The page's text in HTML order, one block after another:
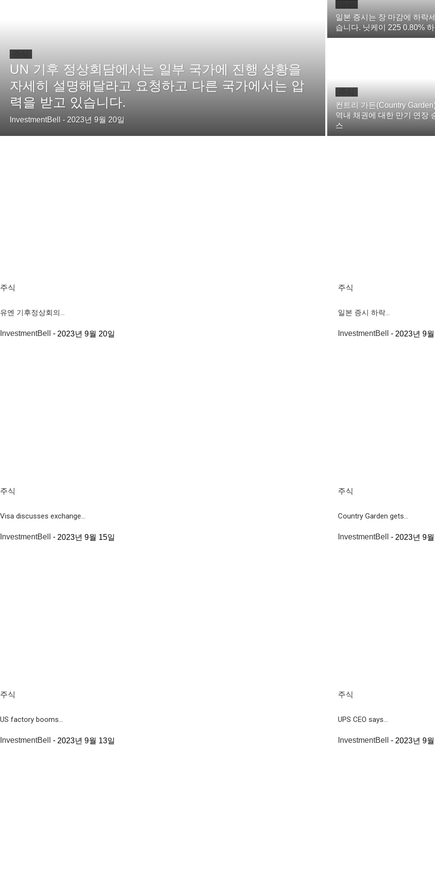
UN 기후 정상회담에서는 일부 국가에 진행 상황을
자세히 설명해달라고 요청하고 다른 국가에서는 압
력을 받고 있습니다.
InvestmentBell - 2023년 9월 20일
일본 증시는 장 마감에 하락
습니다. 닛케이 225 0.80%
컨트리 가든(Country
역내 채권에 대한 만기 연장
스
주식
유엔 기후정상회의…
InvestmentBell - 2023년 9월 20일
주식
일본 증시 하락…
InvestmentBell - 2023년 9
주식
Visa discusses exchange...
InvestmentBell - 2023년 9월 15일
주식
Country Garden gets...
InvestmentBell - 2023년 9
주식
US factory booms...
InvestmentBell - 2023년 9월 13일
주식
UPS CEO says...
InvestmentBell - 2023년 9